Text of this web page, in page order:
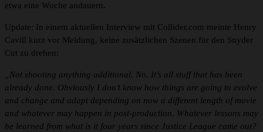
etwa eine Woche andauern.
Update: In einem aktuellen Interview mit Collider.com meinte Henry
Cavill kurz vor Meldung, keine zusätzlichen Szenen für den Snyder
Cut zu drehen:
„Not shooting anything additional. No. It’s all stuff that has been
already done. Obviously I don’t know how things are going to evolve
and change and adapt depending on now a different length of movie
and whatever may happen in post-production. Whatever lessons may
be learned from what is it four years since Justice League came out?